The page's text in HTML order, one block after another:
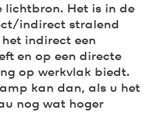
lichtbron. Het is in de
indirect stralend
indirect een
en op een directe
op werkvlak biedt.
kan dan, als u het
nog wat hoger